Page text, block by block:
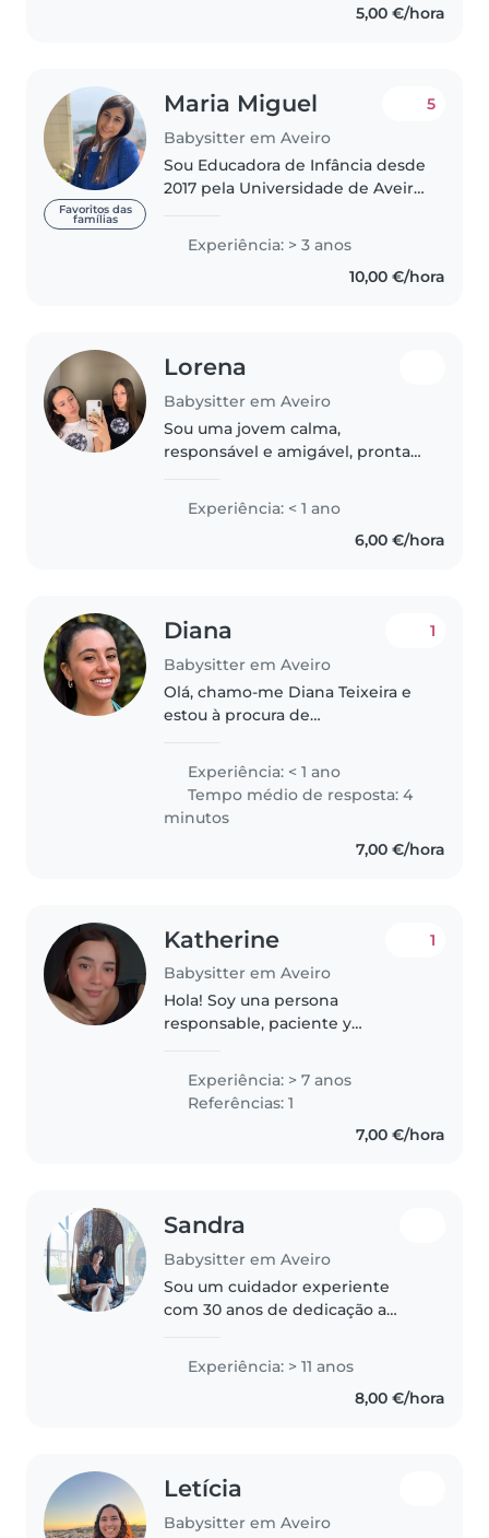
5,00 €/hora
Favoritos das
famílias
Maria Miguel
Babysitter em Aveiro
5
Sou Educadora de Infância desde
2017 pela Universidade de Aveiro.
socorros. A minha experiência é
maioritariamente em creche.
Trabalhei numa casa de
Experiência: > 3 anos
10,00 €/hora
Lorena
Babysitter em Aveiro
Sou uma jovem calma,
responsável e amigável, pronta
sua casa. Estou a estudar
psicologia e adoro atividades
criativas como desenhar, ler e
Experiência: < 1 ano
6,00 €/hora
Diana
Babysitter em Aveiro
1
Olá, chamo-me Diana Teixeira e
estou à procura de
que esta é uma atividade que se
encaixa bem no meu horário
universitário...
Experiência: < 1 ano
Tempo médio de resposta: 4
minutos
7,00 €/hora
Katherine
Babysitter em Aveiro
1
Hola! Soy una persona
responsable, paciente y
experiencia en el cuidado
infantil. Mi experiencia comenzó
Experiência: > 7 anos
Referências: 1
7,00 €/hora
Sandra
Babysitter em Aveiro
Sou um cuidador experiente
com 30 anos de dedicação a
Responsável e carinhoso, dou
prioridade ao bem-estar dos
mais pequenos. Tenho formação
Experiência: > 11 anos
8,00 €/hora
Letícia
Babysitter em Aveiro